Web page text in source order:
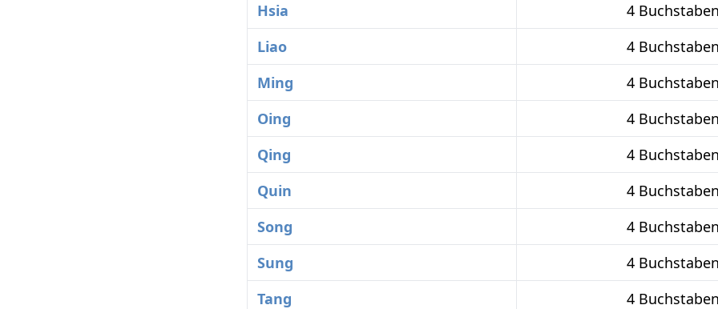
Hsia
4 Buchstaben
Liao
4 Buchstaben
Ming
4 Buchstaben
Oing
4 Buchstaben
Qing
4 Buchstaben
Quin
4 Buchstaben
Song
4 Buchstaben
Sung
4 Buchstaben
Tang
4 Buchstaben